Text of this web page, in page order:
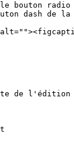
bouton radio
dash de
de l'édition